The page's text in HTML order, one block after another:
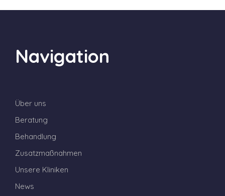
Navigation
Über uns
Beratung
Behandlung
Zusatzmaßnahmen
Unsere Kliniken
News